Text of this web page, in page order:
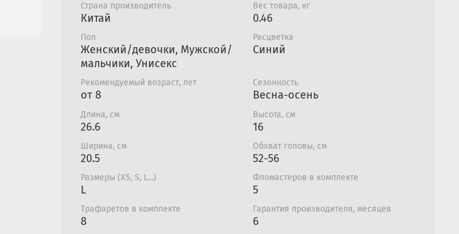
собственный дизайн;
Маркеры из комплекта легкостираемы и нетоксичны.
Видео защитного шлема Wipeout:
Страна производитель
Китай
Вес товара, кг
0.46
Пол
Женский/девочки, Мужской/
мальчики, Унисекс
Расцветка
Синий
Рекомендуемый возраст, лет
от 8
Сезонность
Весна-осень
Длина, см
26.6
Высота, см
16
Ширина, см
20.5
Обхват головы, см
52-56
Размеры (XS, S, L...)
L
Фломастеров в комплекте
5
Трафаретов в комплекте
8
Гарантия производителя, месяцев
6